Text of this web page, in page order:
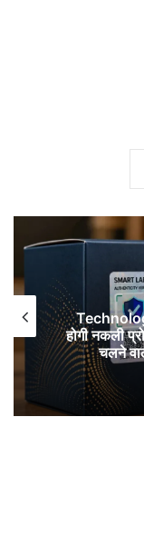
होगी नकली
चलने